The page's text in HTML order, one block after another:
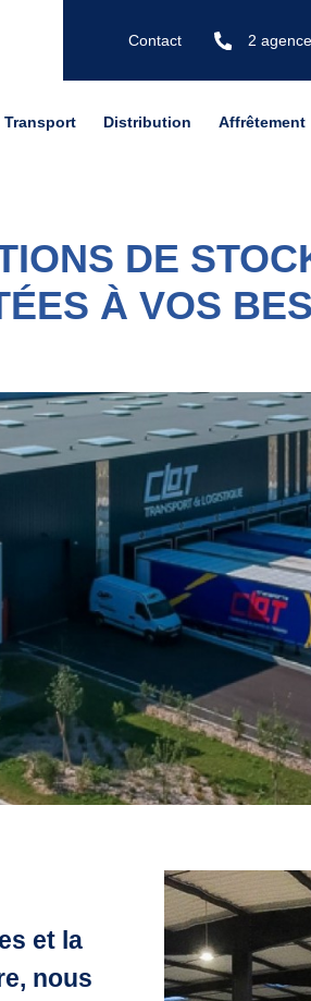
Contact 2
Transport Distribution Affrêtement
DE
À VOS
et la
nous